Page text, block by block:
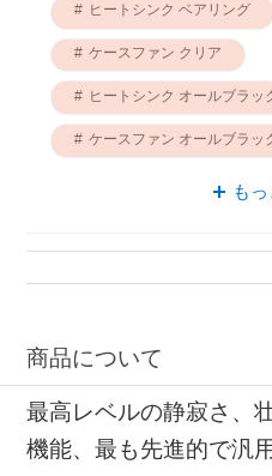
ヒートシンク ベアリング
ケースファン クリア
ヒートシンク オールブラッ
ケースファン オールブラッ
も
商品について
最高レベルの静寂さ、
機能、最も先進的で汎